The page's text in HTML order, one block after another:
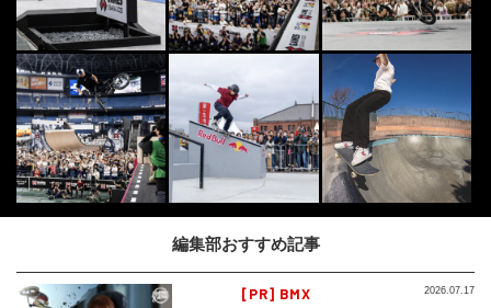
編集部おすすめ記事
[PR] BMX 2026.07.17